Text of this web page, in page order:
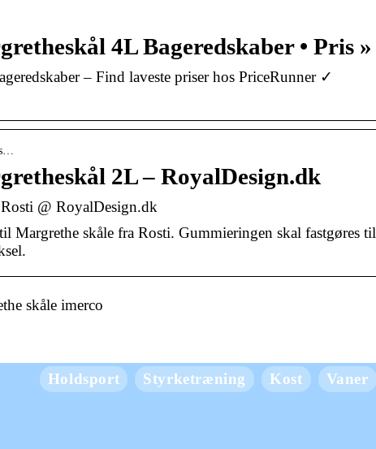
4L Bageredskaber • Pris »
– Find laveste priser hos PriceRunner ✓
2L – RoyalDesign.dk
@ RoyalDesign.dk
Margrethe skåle fra Rosti. Gummieringen skal fastgøres til
skåle imerco
Holdsport Styrketræning Kost Vaner